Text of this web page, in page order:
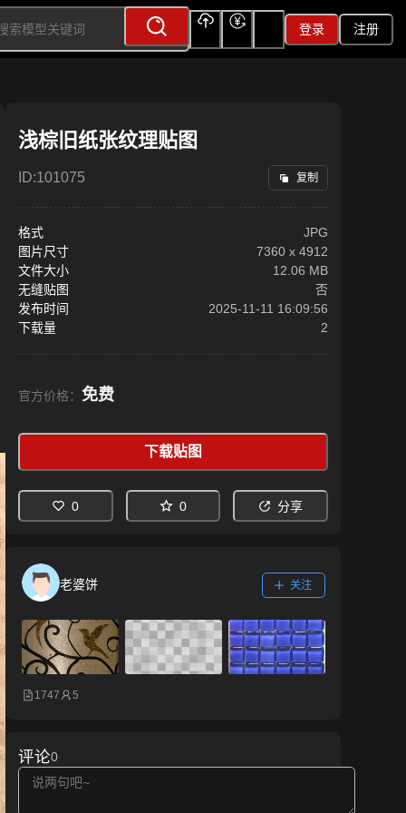
登录 注册
浅棕旧纸张纹理贴图
ID:101075 复制
格式
JPG
图片尺寸
7360 x 4912
文件大小
12.06 MB
无缝贴图
否
发布时间
2025-11-11 16:09:56
下载量
2
官方价格： 免费
下载贴图
0 0 分享
老婆饼 关注
1747 5
评论0